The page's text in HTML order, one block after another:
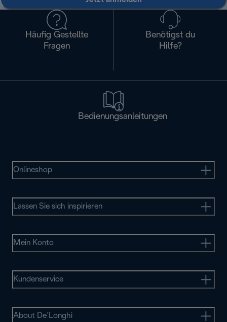
Häufig Gestellte
Fragen
Benötigst du
Hilfe?
Bedienungsanleitungen
Onlineshop
Lassen Sie sich inspirieren
Mein Konto
Kundenservice
About De’Longhi